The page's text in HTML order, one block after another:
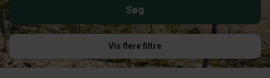
Vis flere filtre